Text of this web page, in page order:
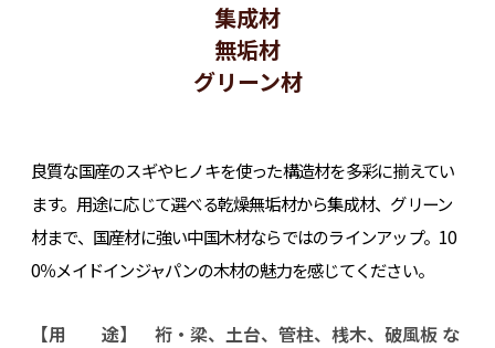
集成材
無垢材
グリーン材
良質な国産のスギやヒノキを使った構造材を多彩に揃えてい
ます。用途に応じて選べる乾燥無垢材から集成材、グリーン
材まで、国産材に強い中国木材ならではのラインアップ。10
0％メイドインジャパンの木材の魅力を感じてください。
【用 途】 裄・梁、土台、管柱、桟木、破風板 な